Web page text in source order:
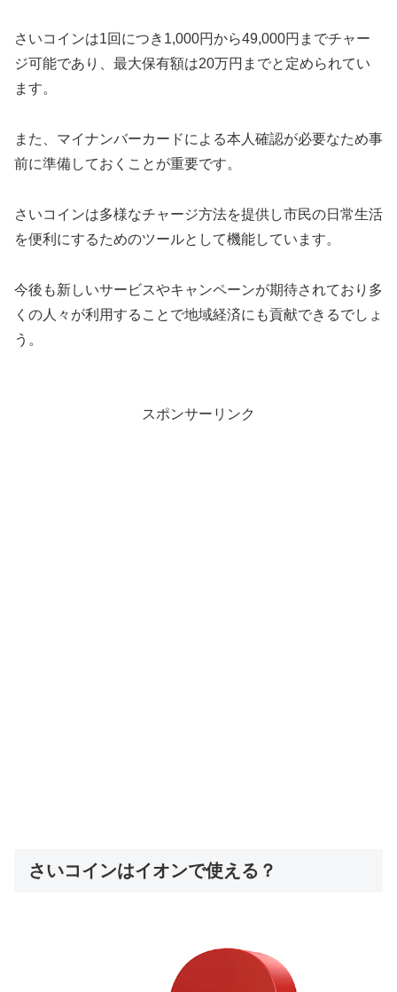
さいコインは1回につき1,000円から49,000円までチャー
ジ可能であり、最大保有額は20万円までと定められてい
ます。
また、マイナンバーカードによる本人確認が必要なため事
前に準備しておくことが重要です。
さいコインは多様なチャージ方法を提供し市民の日常生活
を便利にするためのツールとして機能しています。
今後も新しいサービスやキャンペーンが期待されており多
くの人々が利用することで地域経済にも貢献できるでしょ
う。
スポンサーリンク
さいコインはイオンで使える？